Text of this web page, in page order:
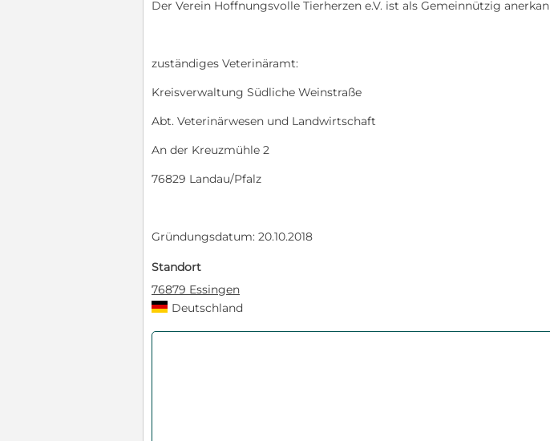
Der Verein Hoffnungsvolle Tierherzen e.V. ist als Gemeinnützig
zuständiges Veterinäramt:
Kreisverwaltung Südliche Weinstraße
Abt. Veterinärwesen und Landwirtschaft
An der Kreuzmühle 2
76829 Landau/Pfalz
Gründungsdatum: 20.10.2018
Standort
76879 Essingen
Deutschland